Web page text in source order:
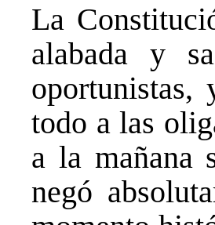
La
alabada y
oportunistas,
todo a las
a la mañana
negó